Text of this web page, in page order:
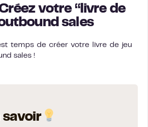
votre “livre de
sales
temps de créer votre livre de jeu
sales !
savoir